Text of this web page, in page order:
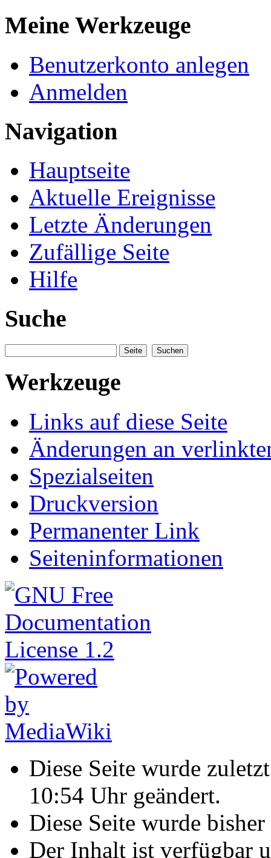
Meine Werkzeuge
Benutzerkonto anlegen
Anmelden
Navigation
Hauptseite
Aktuelle Ereignisse
Letzte Änderungen
Zufällige Seite
Hilfe
Suche
Werkzeuge
Links auf diese Seite
Änderungen an
Spezialseiten
Druckversion
Permanenter Link
Seiteninformationen
Diese Seite wurde
10:54 Uhr geändert.
Diese Seite wurde
Der Inhalt ist verfügbar